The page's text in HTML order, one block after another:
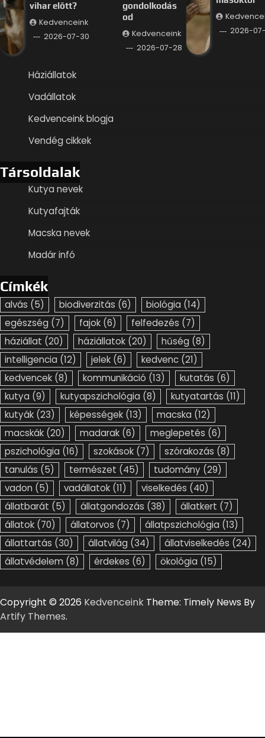
vihar előtt?
Kedvenceink
2026-07-30
gondolkodás
od
Kedvenceink
2026-07-28
2026-
Háziállatok
Vadállatok
Kedvenceink blogja
Vendég cikkek
Társoldalak
Kutya nevek
Kutyafajták
Macska nevek
Madár infó
Címkék
alvás (5) biodiverzitás (6) biológia (14)
egészség (7) fajok (6) felfedezés (7)
háziállat (20) háziállatok (20) hűség (8)
intelligencia (12) jelek (6) kedvenc (21)
kedvencek (8) kommunikáció (13) kutatás (6)
kutya (9) kutyapszichológia (8) kutyatartás (11)
kutyák (23) képességek (13) macska (12)
macskák (20) madarak (6) meglepetés (6)
pszichológia (16) szokások (7) szórakozás (8)
tanulás (5) természet (45) tudomány (29)
vadon (5) vadállatok (11) viselkedés (40)
állatbarát (5) állatgondozás (38) állatkert (7)
állatok (70) állatorvos (7) állatpszichológia (13)
állattartás (30) állatvilág (34) állatviselkedés (24)
állatvédelem (8) érdekes (6) ökológia (15)
Copyright © 2026 Kedvenceink Theme: Timely News By
Artify Themes.